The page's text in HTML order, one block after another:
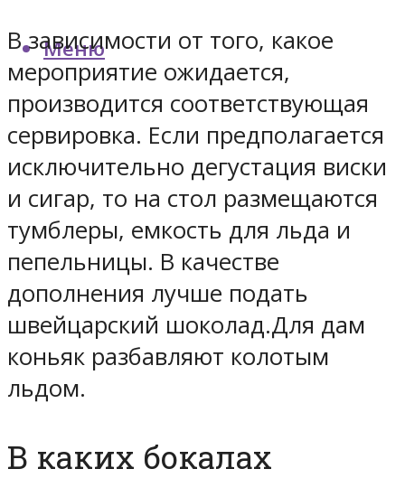
Меню
В зависимости от того, какое
мероприятие ожидается,
производится соответствующая
сервировка. Если предполагается
исключительно дегустация виски
и сигар, то на стол размещаются
тумблеры, емкость для льда и
пепельницы. В качестве
дополнения лучше подать
швейцарский шоколад.Для дам
коньяк разбавляют колотым
льдом.
В каких бокалах